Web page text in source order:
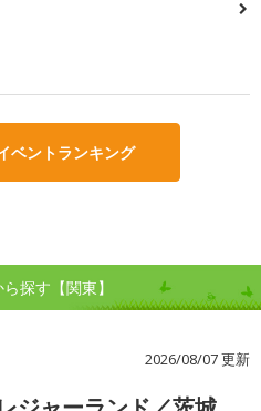
ベントランキング
探す【関東】
2026/08/07 更新